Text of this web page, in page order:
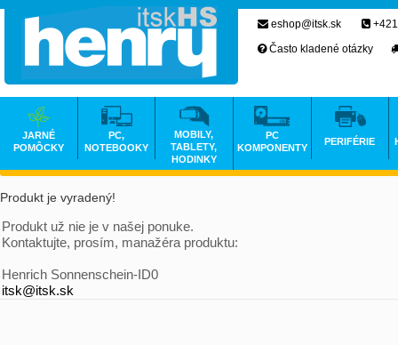
Produkt je vyradený!
Produkt už nie je v našej ponuke.
Kontaktujte, prosím, manažéra produktu:
Henrich Sonnenschein-ID0
itsk@itsk.sk
eshop@itsk.sk
Často kladené otázky
JARNÉ
POMÔCKY
PC,
NOTEBOOKY
MOBILY,
TABLETY,
HODINKY
PC
KOMPONENTY
PERIFÉRIE